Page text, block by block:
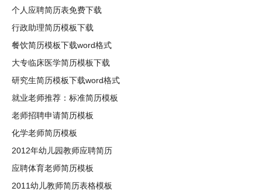
个人应聘简历表免费下载
行政助理简历模板下载
餐饮简历模板下载word格式
大专临床医学简历模板下载
研究生简历模板下载word格式
就业老师推荐：标准简历模板
老师招聘申请简历模板
化学老师简历模板
2012年幼儿园教师应聘简历
应聘体育老师简历模板
2011幼儿教师简历表格模板